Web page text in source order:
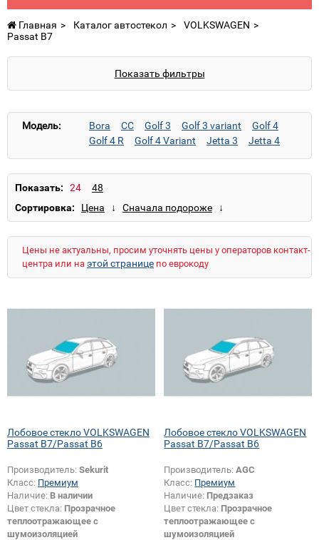
Главная Каталог автостекол
VOLKSWAGEN
Passat B7
Показать фильтры
Модель: Bora CC Golf 3 Golf 3 variant
Golf 4
Golf 4 R
Golf 4 Variant Jetta 3
Jetta 4
Passat CC
Transporter T4
Transporter T5
Показать:
Сортировка:
Цены не актуальны, просим уточнять цены у операторов контакт-
центра или на этой странице по еврокоду
Лобовое стекло VOLKSWAGEN
Passat B7/Passat B6
Производитель: Sekurit
Класс: Премиум
Наличие: В наличии
Цвет стекла: Прозрачное
теплоотражающее с
шумоизоляцией
Лобовое стекло VOLKSWAGEN
Passat B7/Passat B6
Производитель:AGC
Класс: Премиум
Наличие: Предзаказ
Цвет стекла: Прозрачное
теплоотражающее с
шумоизоляцией